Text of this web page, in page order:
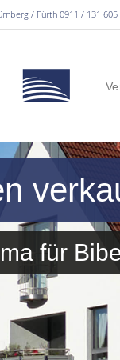
/ Fürth 0911 / 131 605
für